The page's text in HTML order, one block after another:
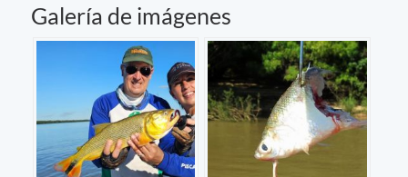
Galería de imágenes